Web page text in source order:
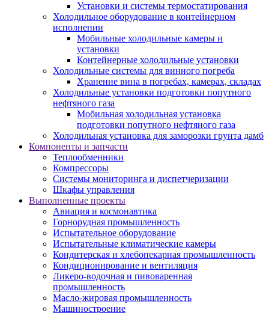
Установки и системы термостатирования
Холодильное оборудование в контейнерном
исполнении
Мобильные холодильные камеры и
установки
Контейнерные холодильные установки
Холодильные системы для винного погреба
Хранение вина в погребах, камерах, складах
Холодильные установки подготовки попутного
нефтяного газа
Мобильная холодильная установка
подготовки попутного нефтяного газа
Холодильная установка для заморозки грунта дамб
Компоненты и запчасти
Теплообменники
Компрессоры
Системы мониторинга и диспетчеризации
Шкафы управления
Выполненные проекты
Авиация и космонавтика
Горнорудная промышленность
Испытательное оборудование
Испытательные климатические камеры
Кондитерская и хлебопекарная промышленность
Кондиционирование и вентиляция
Ликеро-водочная и пивоваренная
промышленность
Масло-жировая промышленность
Машиностроение